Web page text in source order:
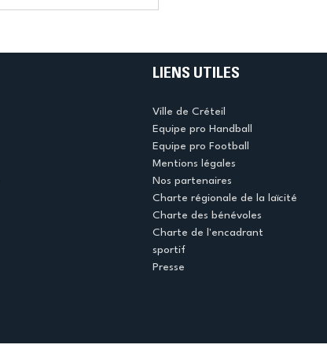
LIENS UTILES
Ville de Créteil
Equipe pro Handball
Equipe pro Football
Mentions légales
Nos partenaires
Charte régionale de la laïcité
Charte des bénévoles
Charte de l'encadrant
sportif
Presse